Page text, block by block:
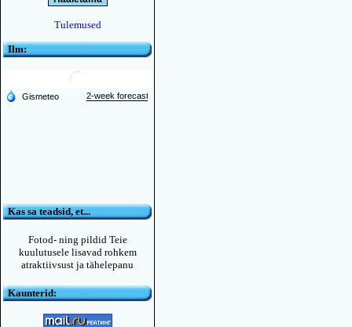
Tulemused
Ilm:
Kas sa teadsid, et...
Fotod- ning pildid Teie
kuulutusele lisavad rohkem
atraktiivsust ja tähelepanu
Kaunterid: